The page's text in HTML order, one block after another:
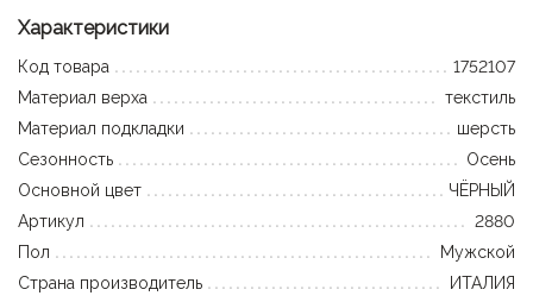
Характеристики
Код товара
1752107
Материал верха
текстиль
Материал подкладки
шерсть
Сезонность
Осень
Основной цвет
ЧЁРНЫЙ
Артикул
2880
Пол
Мужской
Страна производитель
ИТАЛИЯ